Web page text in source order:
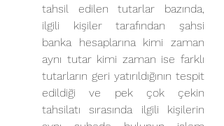
tahsil edilen tutarlar bazında,
ilgili kişiler tarafından şahsi
banka hesaplarına kimi zaman
aynı tutar kimi zaman ise farklı
tutarların geri yatırıldığının tespit
edildiği ve pek çok çekin
tahsilatı sırasında ilgili kişilerin